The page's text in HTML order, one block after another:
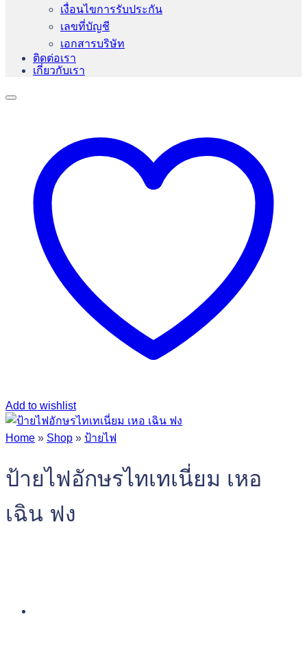
เงื่อนไขการรับประกัน
เลขที่บัญชี
เอกสารบริษัท
ติดต่อเรา
เกี่ยวกับเรา
Add to wishlist
Home » Shop » ป้ายไฟ
ป้ายไฟอักษรไทเทเนี่ยม เหอ
เฉิน ฟง